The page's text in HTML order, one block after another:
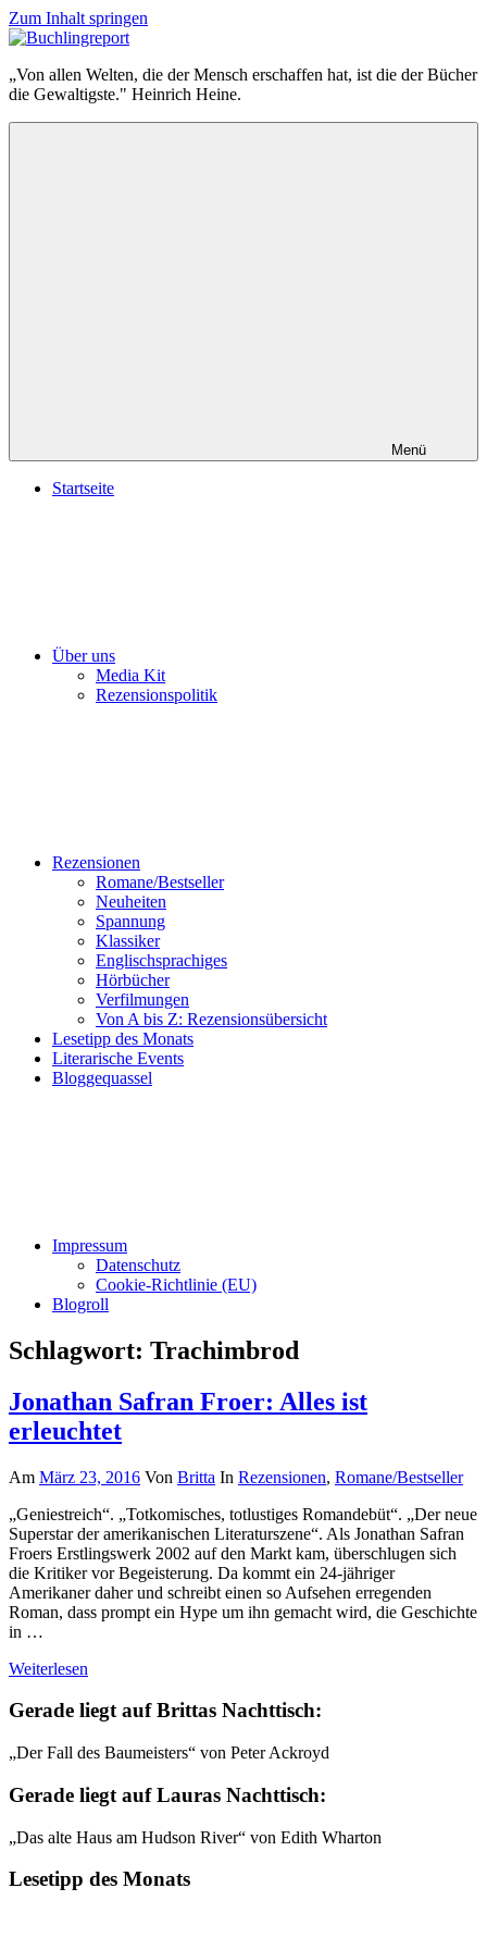
Zum Inhalt springen
Buchlingreport
„Von allen Welten, die der Mensch erschaffen hat, ist die der Bücher
die Gewaltigste." Heinrich Heine.
Menü
Startseite
Über uns
Media Kit
Rezensionspolitik
Rezensionen
Romane/Bestseller
Neuheiten
Spannung
Klassiker
Englischsprachiges
Hörbücher
Verfilmungen
Von A bis Z: Rezensionsübersicht
Lesetipp des Monats
Literarische Events
Bloggequassel
Impressum
Datenschutz
Cookie-Richtlinie (EU)
Blogroll
Schlagwort: Trachimbrod
Jonathan Safran Froer: Alles ist
erleuchtet
Am März 23, 2016 Von Britta In Rezensionen, Romane/Bestseller
„Geniestreich“. „Totkomisches, totlustiges Romandebüt“. „Der neue
Superstar der amerikanischen Literaturszene“. Als Jonathan Safran
Froers Erstlingswerk 2002 auf den Markt kam, überschlugen sich
die Kritiker vor Begeisterung. Da kommt ein 24-jähriger
Amerikaner daher und schreibt einen so Aufsehen erregenden
Roman, dass prompt ein Hype um ihn gemacht wird, die Geschichte
in …
Weiterlesen
Gerade liegt auf Brittas Nachttisch:
„Der Fall des Baumeisters“ von Peter Ackroyd
Gerade liegt auf Lauras Nachttisch:
„Das alte Haus am Hudson River“ von Edith Wharton
Lesetipp des Monats